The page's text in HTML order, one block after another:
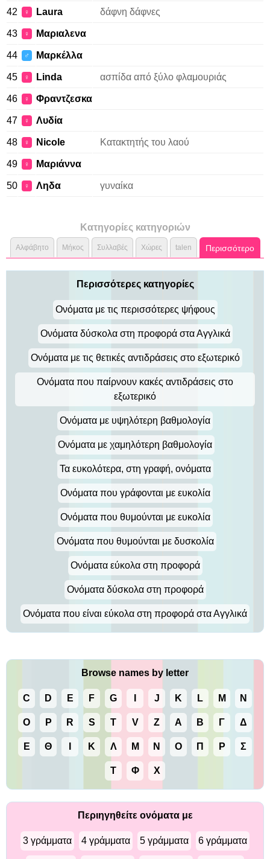
42 ♀ Laura δάφνη δάφνες
43 ♀ Μαριαλενα
44 ♂ Μαρκέλλα
45 ♀ Linda ασπίδα από ξύλο φλαμουριάς
46 ♀ Φραντζεσκα
47 ♀ Λυδία
48 ♀ Nicole Κατακτητής του λαού
49 ♀ Μαριάννα
50 ♀ Ληδα γυναίκα
Κατηγορίες κατηγοριών
Αλφάβητο Μήκος Συλλαβές Χώρες talen Περισσότερο
Περισσότερες κατηγορίες
Ονόματα με τις περισσότερες ψήφους
Ονόματα δύσκολα στη προφορά στα Αγγλικά
Ονόματα με τις θετικές αντιδράσεις στο εξωτερικό
Ονόματα που παίρνουν κακές αντιδράσεις στο
εξωτερικό
Ονόματα με υψηλότερη βαθμολογία
Ονόματα με χαμηλότερη βαθμολογία
Τα ευκολότερα, στη γραφή, ονόματα
Ονόματα που γράφονται με ευκολία
Ονόματα που θυμούνται με ευκολία
Ονόματα που θυμούνται με δυσκολία
Ονόματα εύκολα στη προφορά
Ονόματα δύσκολα στη προφορά
Ονόματα που είναι εύκολα στη προφορά στα Αγγλικά
Browse names by letter
C D E F G J K L M N
O P R S T V Z Α Β Γ Δ
Ε Θ Κ Λ Μ Ν Ο Π Ρ Σ
Τ Φ Χ
Περιηγηθείτε ονόματα με
3 γράμματα 4 γράμματα 5 γράμματα 6 γράμματα